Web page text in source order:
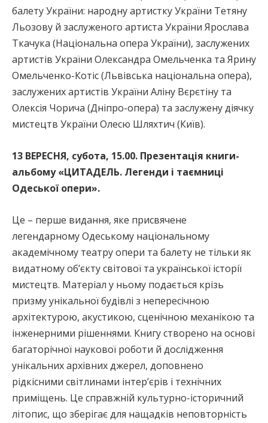
балету України: народну артистку України Тетяну
Льозову й заслуженого артиста України Ярослава
Ткачука (Національна опера України), заслужених
артистів України Олександра Омельченка та Ярину
Омельченко-Котіс (Львівська національна опера),
заслужених артистів України Аліну Вєрєтіну та
Олексія Чорича (Дніпро-опера) та заслужену діячку
мистецтв України Олесю Шляхтич (Київ).
13 ВЕРЕСНЯ, субота, 15.00. Презентація книги-
альбому «ЦИТАДЕЛЬ. Легенди і таємниці
Одеської опери».
Це – перше видання, яке присвячене
легендарному Одеському національному
академічному театру опери та балету не тільки як
видатному об’єкту світової та української історії
мистецтв. Матеріал у ньому подається крізь
призму унікальної будівлі з непересічною
архітектурою, акустикою, сценічною механікою та
інженерними рішеннями. Книгу створено на основі
багаторічної наукової роботи й дослідження
унікальних архівних джерел, доповнено
рідкісними світлинами інтер’єрів і технічних
приміщень. Це справжній культурно-історичний
літопис, що зберігає для нащадків неповторність